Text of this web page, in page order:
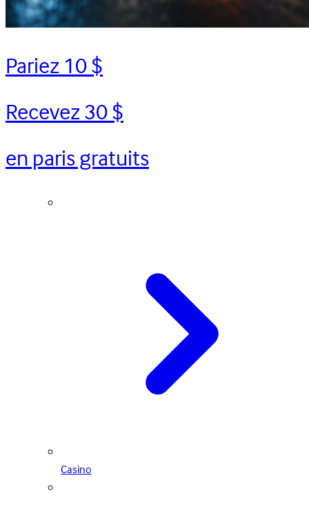
Pariez 10 $
Recevez 30 $
en paris gratuits
Casino